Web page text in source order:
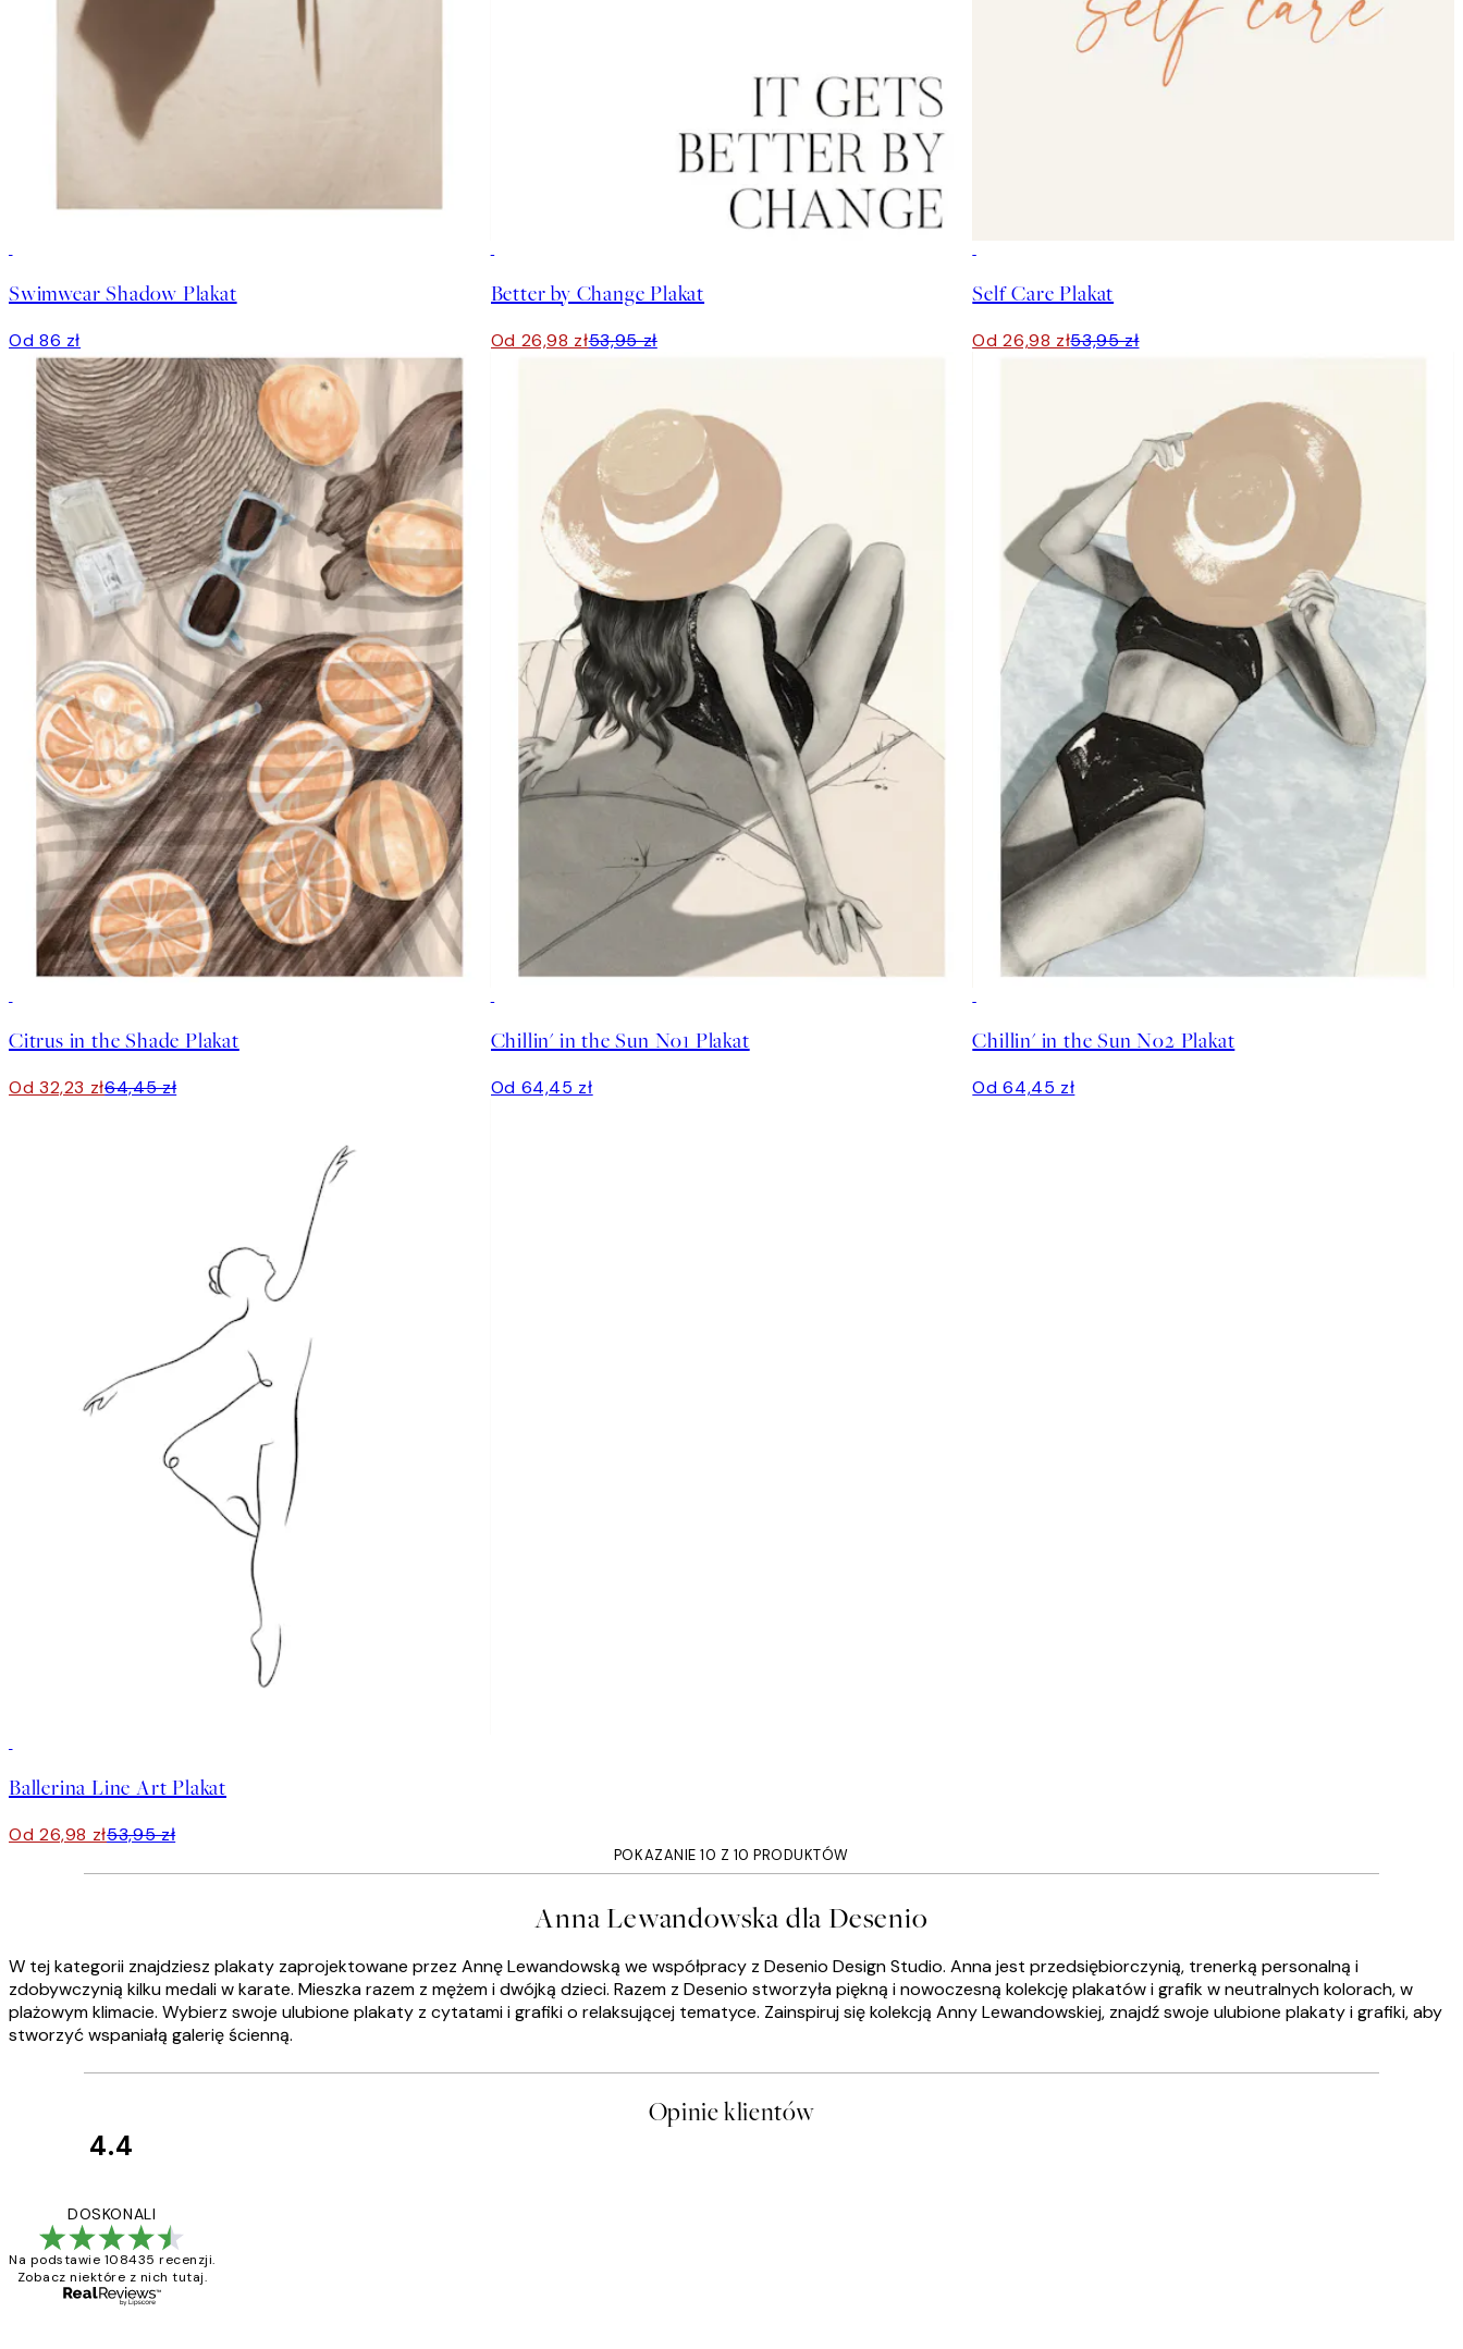
Swimwear Shadow Plakat
Od 86 zł
Better by Change Plakat
Od 26,98 zł53,95 zł
Self Care Plakat
Od 26,98 zł53,95 zł
Citrus in the Shade Plakat
Od 32,23 zł64,45 zł
Chillin' in the Sun No1 Plakat
Od 64,45 zł
Chillin' in the Sun No2 Plakat
Od 64,45 zł
Ballerina Line Art Plakat
Od 26,98 zł53,95 zł
POKAZANIE 10 Z 10 PRODUKTÓW
Anna Lewandowska dla Desenio
W tej kategorii znajdziesz plakaty zaprojektowane przez Annę Lewandowską we współpracy z Desenio Design Studio. Anna jest przedsiębiorczynią, trenerką personalną i
zdobywczynią kilku medali w karate. Mieszka razem z mężem i dwójką dzieci. Razem z Desenio stworzyła piękną i nowoczesną kolekcję plakatów i grafik w neutralnych kolorach, w
plażowym klimacie. Wybierz swoje ulubione plakaty z cytatami i grafiki o relaksującej tematyce. Zainspiruj się kolekcją Anny Lewandowskiej, znajdź swoje ulubione plakaty i grafiki, aby
stworzyć wspaniałą galerię ścienną.
Opinie klientów
4.4
DOSKONALI
Na podstawie 108435 recenzji.
Zobacz niektóre z nich tutaj.